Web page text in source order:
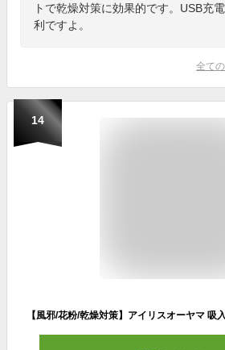
トで乾燥対策に効果的です。USB充
利ですよ。
全て
14